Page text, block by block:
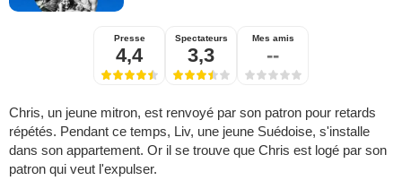
Presse
4,4
Spectateurs
3,3
Mes amis
--
Chris, un jeune mitron, est renvoyé par son patron pour retards
répétés. Pendant ce temps, Liv, une jeune Suédoise, s'installe
dans son appartement. Or il se trouve que Chris est logé par son
patron qui veut l'expulser.